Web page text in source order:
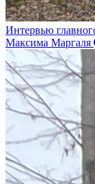
Интервью
Максима Маргаля